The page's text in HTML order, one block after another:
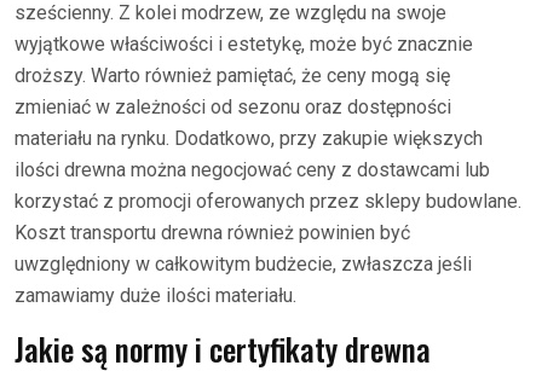
sześcienny. Z kolei modrzew, ze względu na swoje
wyjątkowe właściwości i estetykę, może być znacznie
droższy. Warto również pamiętać, że ceny mogą się
zmieniać w zależności od sezonu oraz dostępności
materiału na rynku. Dodatkowo, przy zakupie większych
ilości drewna można negocjować ceny z dostawcami lub
korzystać z promocji oferowanych przez sklepy budowlane.
Koszt transportu drewna również powinien być
uwzględniony w całkowitym budżecie, zwłaszcza jeśli
zamawiamy duże ilości materiału.
Jakie są normy i certyfikaty drewna